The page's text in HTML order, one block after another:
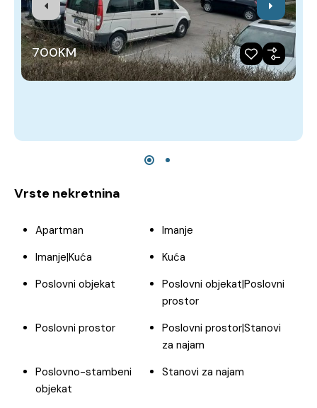
700KM
Vrste nekretnina
Apartman
Imanje
Imanje|Kuća
Kuća
Poslovni objekat
Poslovni objekat|Poslovni
prostor
Poslovni prostor
Poslovni prostor|Stanovi
za najam
Poslovno-stambeni
objekat
Stanovi za najam